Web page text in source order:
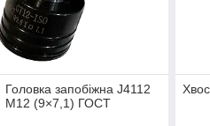
Головка запобіжна J4112
М12 (9×7,1) ГОСТ